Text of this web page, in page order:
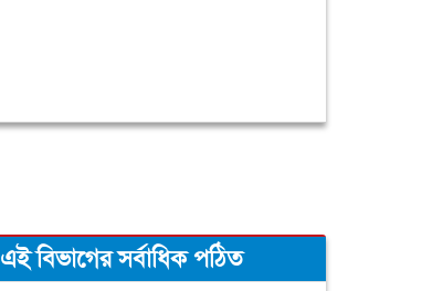
এই বিভাগের সর্বাধিক পঠিত